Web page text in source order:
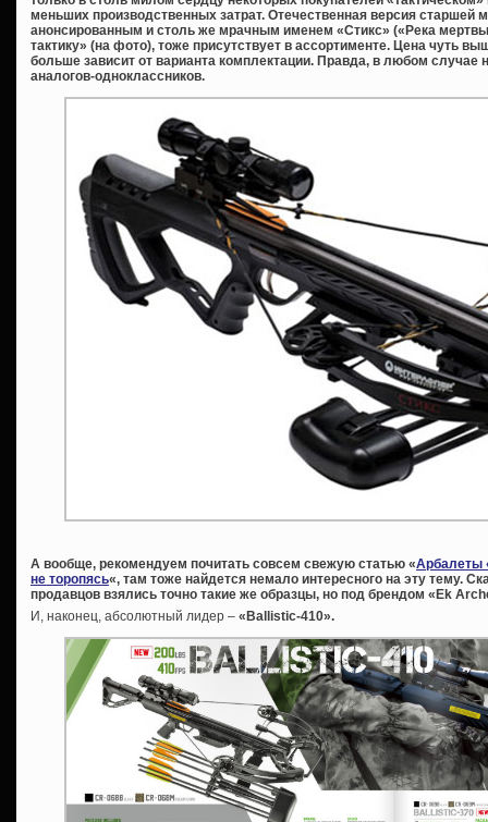
меньших производственных затрат. Отечественная версия старшей
анонсированным и столь же мрачным именем «Стикс» («Река
тактику» (на фото), тоже присутствует в ассортименте. Цена чуть
больше зависит от варианта комплектации. Правда, в любом случае
аналогов-одноклассников.
А вообще, рекомендуем почитать совсем свежую статью «Арбалеты
не торопясь«, там тоже найдется немало интересного на эту тему.
продавцов взялись точно такие же образцы, но под брендом «Ek
И, наконец, абсолютный лидер – « Ballistic-410».